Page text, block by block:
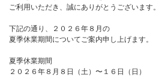
ご利用いただき、誠にありがとうございます。
下記の通り、２０２６年８月の
夏季休業期間についてご案内申し上げます。
夏季休業期間
２０２６年８月８日（土）〜１６日（日）